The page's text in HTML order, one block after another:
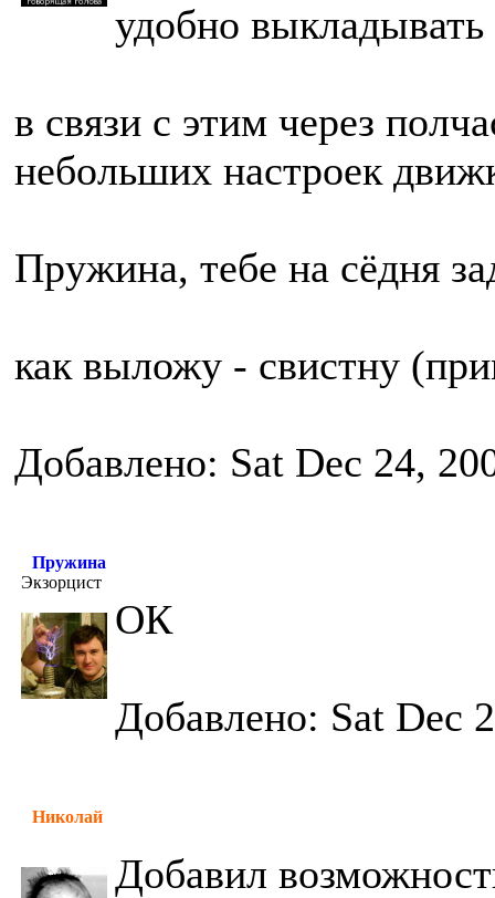
удобно
в связи с этим через
небольших настроек
Пружина, тебе на сёдня
как выложу - свистну
Добавлено: Sat Dec 24,
Пружина
Экзорцист
ОК
Добавлено: Sat Dec
Николай
Добавил